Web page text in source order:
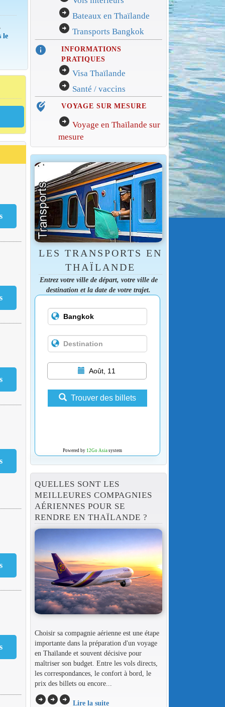
le
arrow_circle_right Bateaux en Thaïlande
arrow_circle_right Transports Bangkok
info
INFORMATIONS
PRATIQUES
arrow_circle_right Visa Thaïlande
arrow_circle_right Santé / vaccins
edit_location_alt VOYAGE SUR MESURE
arrow_circle_right Voyage en Thaïlande sur
mesure
LES TRANSPORTS EN
THAÏLANDE
Entrez votre ville de départ, votre ville de
destination et la date de votre trajet.
Août, 11
Trouver des billets
Powered by 12Go Asiasystem
QUELLES SONT LES
MEILLEURES COMPAGNIES
AÉRIENNES POUR SE
RENDRE EN THAÏLANDE ?
Choisir sa compagnie aérienne est une étape
importante dans la préparation d'un voyage
en Thaïlande et souvent décisive pour
maîtriser son budget. Entre les vols directs,
les correspondances, le confort à bord, le
prix des billets ou encore...
arrow_circle_rightarrow_circle_rightarrow_circle_right Lire la suite